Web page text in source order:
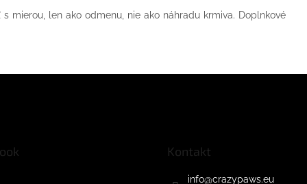
mierou, len ako odmenu, nie ako náhradu krmiva. Doplnkové
Kontakt
info@crazypaws.eu